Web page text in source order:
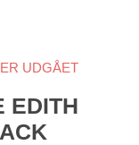
UDGÅET
EDITH